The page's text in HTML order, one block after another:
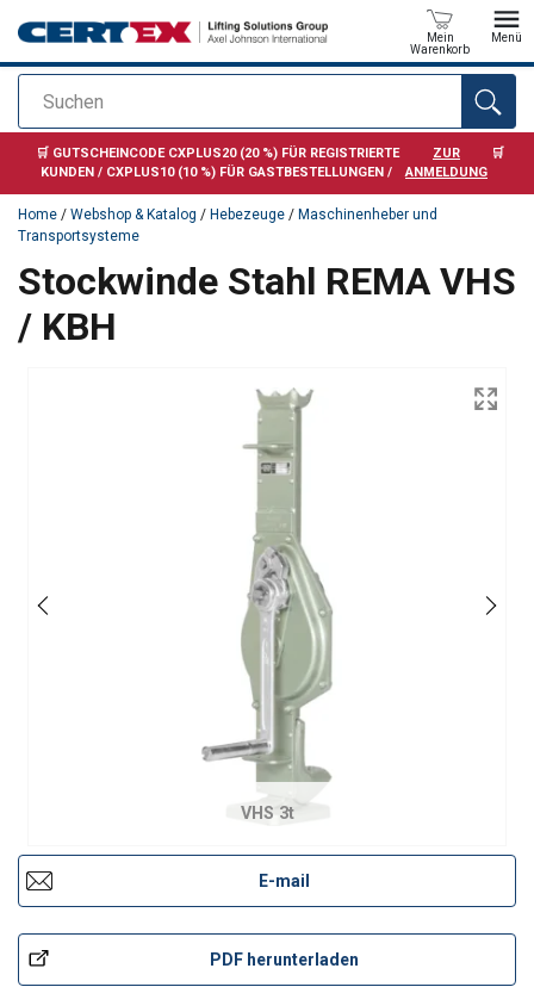
Suchen
Mein
Warenkorb
Menü
Anfragen
🛒 GUTSCHEINCODE CXPLUS20 (20 %) FÜR REGISTRIERTE
KUNDEN / CXPLUS10 (10 %) FÜR GASTBESTELLUNGEN /
ZUR
ANMELDUNG
🛒
Home / Webshop & Katalog / Hebezeuge / Maschinenheber und
Transportsysteme
Stockwinde Stahl REMA VHS
/ KBH
VHS 3t
E-mail
PDF herunterladen